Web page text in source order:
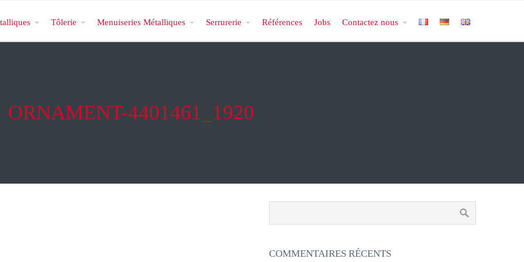
Tôlerie Menuiseries Métalliques Serrurerie Références Jobs Contactez nous
ORNAMENT-4401461_1920
COMMENTAIRES RÉCENTS